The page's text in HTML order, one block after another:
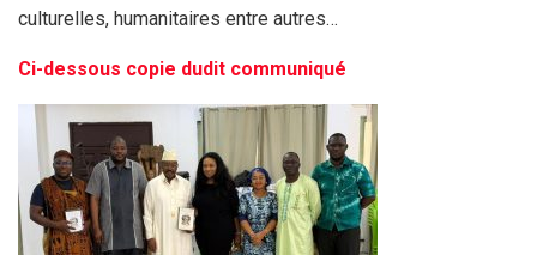
culturelles, humanitaires entre autres…
Ci-dessous copie dudit communiqué